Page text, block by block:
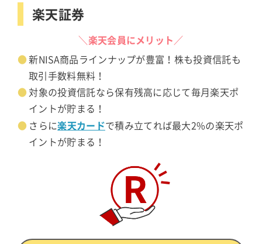
楽天証券
＼楽天会員にメリット／
新NISA商品ラインナップが豊富！株も投資信託も
取引手数料無料！
対象の投資信託なら保有残高に応じて毎月楽天ポ
イントが貯まる！
さらに楽天カードで積み立てれば最大2%の楽天ポ
イントが貯まる！